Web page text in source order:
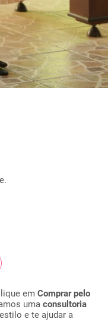
em Comprar pelo
uma consultoria
e te ajudar a